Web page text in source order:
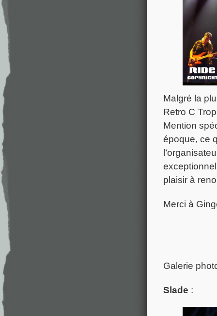
Malgré la
Retro C
Mention
époque, ce
plaisir à
Merci à
Galerie
Slade :